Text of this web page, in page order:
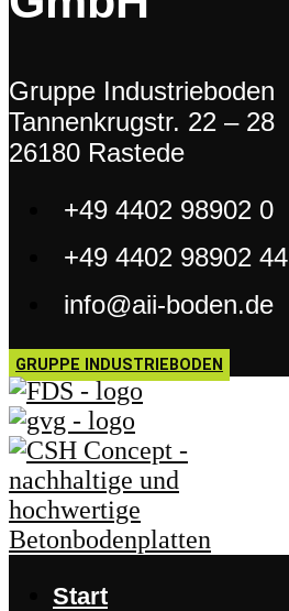
Gruppe Industrieboden
Tannenkrugstr. 22 – 28
26180 Rastede
+49 4402 98902 0
+49 4402 98902 44
info@aii-boden.de
GRUPPE INDUSTRIEBODEN
Start